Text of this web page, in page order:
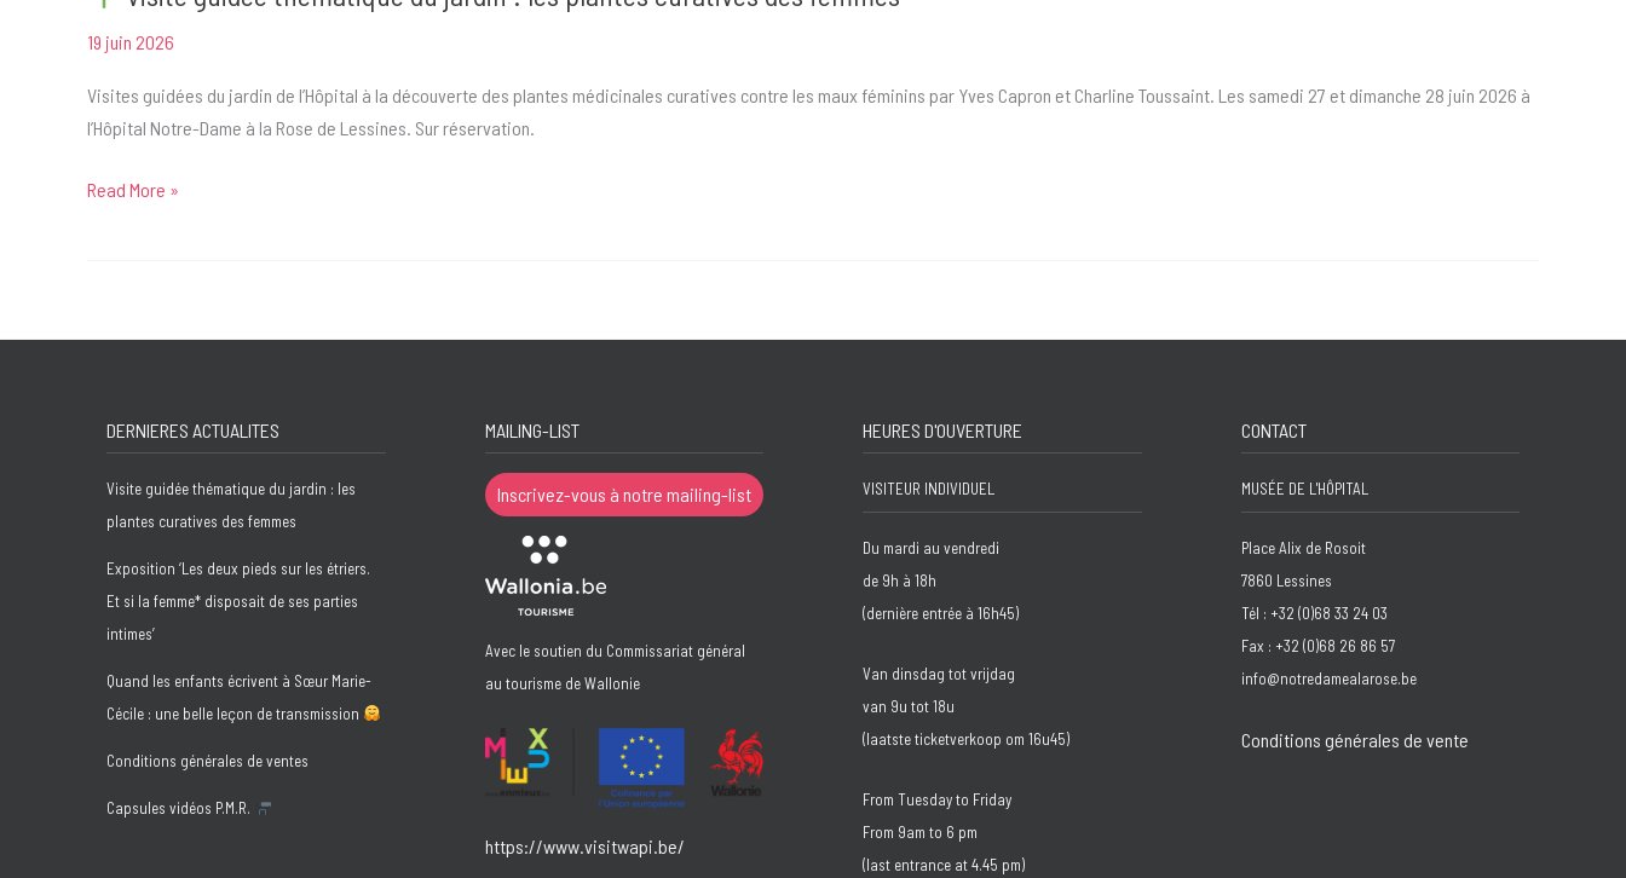
deux
pieds
sur
étriers.
ses
parties
intimes’
19 juin 2026
Visites guidées du jardin de l’Hôpital à la découverte des plantes médicinales curatives contre les maux féminins par Yves Capron et Charline Toussaint. Les samedi 27 et dimanche 28 juin 2026 à
l’Hôpital Notre-Dame à la Rose de Lessines. Sur réservation.
plantes
curatives
des
Read More »
DERNIERES ACTUALITES
Visite guidée thématique du jardin : les
plantes curatives des femmes
Exposition ‘Les deux pieds sur les étriers.
Et si la femme* disposait de ses parties
intimes’
Quand les enfants écrivent à Sœur Marie-
Cécile : une belle leçon de transmission
Conditions générales de ventes
Capsules vidéos P.M.R.
MAILING-LIST
Inscrivez-vous à notre mailing-list
Avec le soutien du Commissariat général
au tourisme de Wallonie
https://www.visitwapi.be/
HEURES D'OUVERTURE
VISITEUR INDIVIDUEL
Du mardi au vendredi
de 9h à 18h
(dernière entrée à 16h45)
Van dinsdag tot vrijdag
van 9u tot 18u
(laatste ticketverkoop om 16u45)
From Tuesday to Friday
From 9am to 6 pm
(last entrance at 4.45 pm)
CONTACT
MUSÉE DE L'HÔPITAL
Place Alix de Rosoit
7860 Lessines
Tél : +32 (0)68 33 24 03
Fax : +32 (0)68 26 86 57
info@notredamealarose.be
Conditions générales de vente